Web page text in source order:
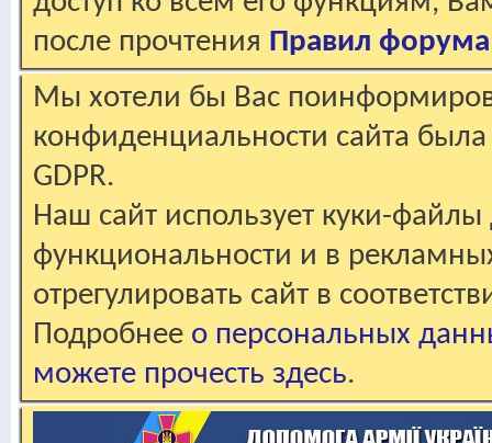
после прочтения Правил форума
Мы хотели бы Вас
конфиденциальности сайта
GDPR.
Наш сайт использует куки-файлы
функциональности и в
отрегулировать сайт в
Подробнее о персональных
можете прочесть здесь.